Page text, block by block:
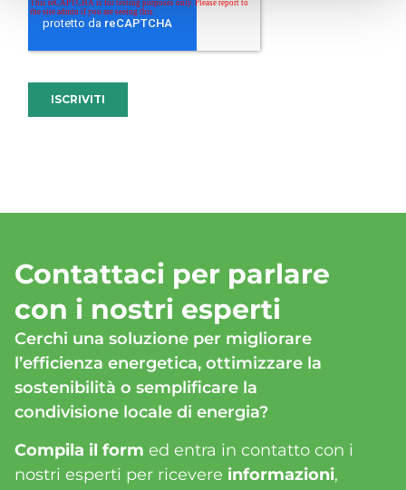
Contattaci per parlare
con i nostri esperti​
Cerchi una soluzione per migliorare
l’efficienza energetica, ottimizzare la
sostenibilità o semplificare la
condivisione locale di energia?
Compila il form ed entra in contatto con i
nostri esperti per ricevere informazioni,